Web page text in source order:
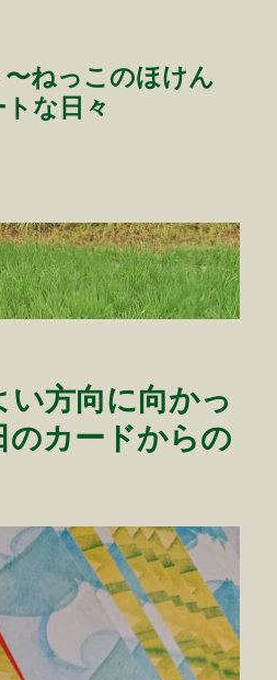
ねっこのほけん
な日々
方向に向かっ
のカードからの